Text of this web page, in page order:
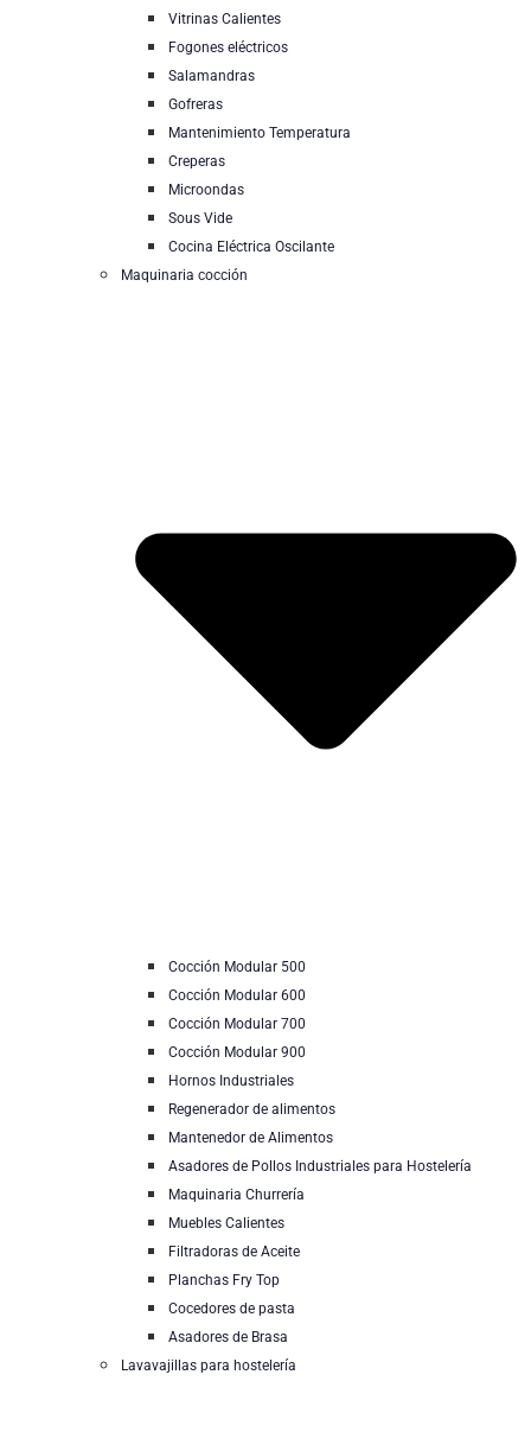
Vitrinas Calientes
Fogones eléctricos
Salamandras
Gofreras
Mantenimiento Temperatura
Creperas
Microondas
Sous Vide
Cocina Eléctrica Oscilante
Maquinaria cocción
Cocción Modular 500
Cocción Modular 600
Cocción Modular 700
Cocción Modular 900
Hornos Industriales
Regenerador de alimentos
Mantenedor de Alimentos
Asadores de Pollos Industriales para Hostelería
Maquinaria Churrería
Muebles Calientes
Filtradoras de Aceite
Planchas Fry Top
Cocedores de pasta
Asadores de Brasa
Lavavajillas para hostelería